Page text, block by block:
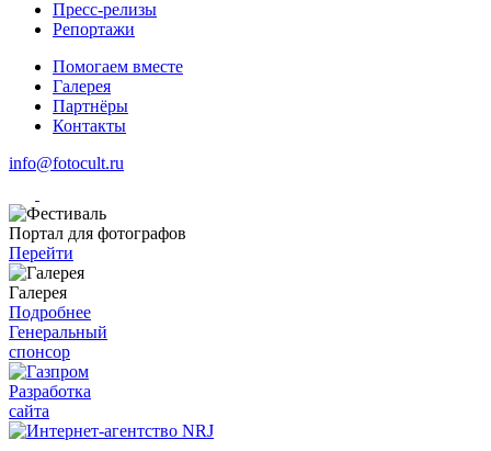
Пресс-релизы
Репортажи
Помогаем вместе
Галерея
Партнёры
Контакты
info@fotocult.ru
Портал для фотографов
Перейти
Галерея
Подробнее
Генеральный
спонсор
Разработка
сайта